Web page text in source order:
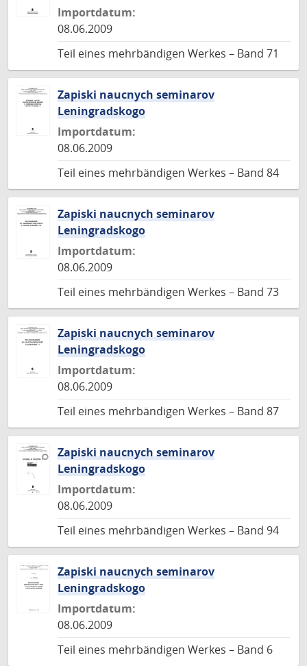
Importdatum:
08.06.2009
Teil eines mehrbändigen Werkes – Band 71
Zapiski naucnych seminarov
Leningradskogo
Importdatum:
08.06.2009
Teil eines mehrbändigen Werkes – Band 84
Zapiski naucnych seminarov
Leningradskogo
Importdatum:
08.06.2009
Teil eines mehrbändigen Werkes – Band 73
Zapiski naucnych seminarov
Leningradskogo
Importdatum:
08.06.2009
Teil eines mehrbändigen Werkes – Band 87
Zapiski naucnych seminarov
Leningradskogo
Importdatum:
08.06.2009
Teil eines mehrbändigen Werkes – Band 94
Zapiski naucnych seminarov
Leningradskogo
Importdatum:
08.06.2009
Teil eines mehrbändigen Werkes – Band 6